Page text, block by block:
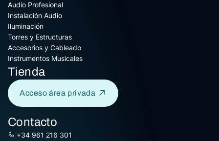
Audio Profesional
Instalación Audio
Iluminación
Torres y Estructuras
Accesorios y Cableado
Instrumentos Musicales
Tienda
Acceso área privada
Contacto
+34 961 216 301